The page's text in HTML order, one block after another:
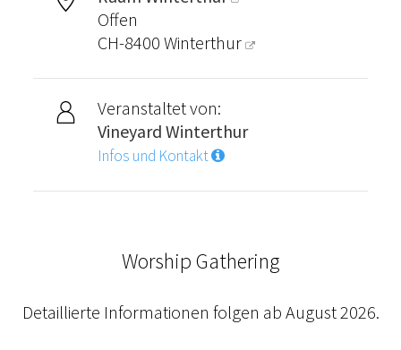
Offen
CH-8400 Winterthur
Veranstaltet von:
Vineyard Winterthur
Infos und Kontakt
Worship Gathering
Detaillierte Informationen folgen ab August 2026.